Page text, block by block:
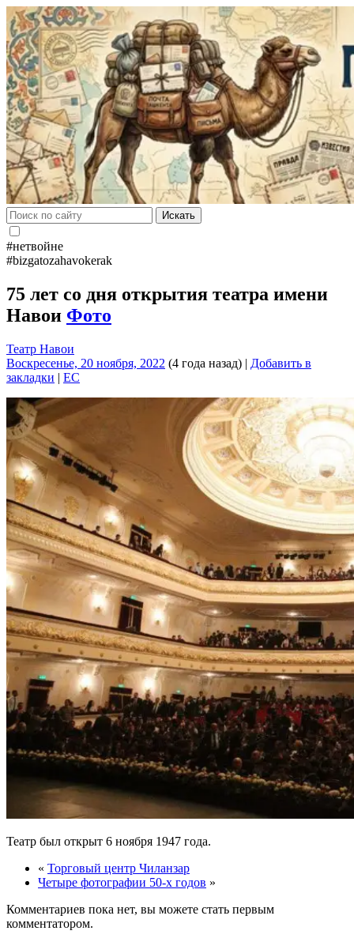
Искать
#нетвойне
#bizgatozahavokerak
75 лет со дня открытия театра имени
Навои Фото
Театр Навои
Воскресенье, 20 ноября, 2022 (4 года назад) | Добавить в
закладки | EC
Театр был открыт 6 ноября 1947 года.
« Торговый центр Чиланзар
Четыре фотографии 50-х годов »
Комментариев пока нет, вы можете стать первым
комментатором.